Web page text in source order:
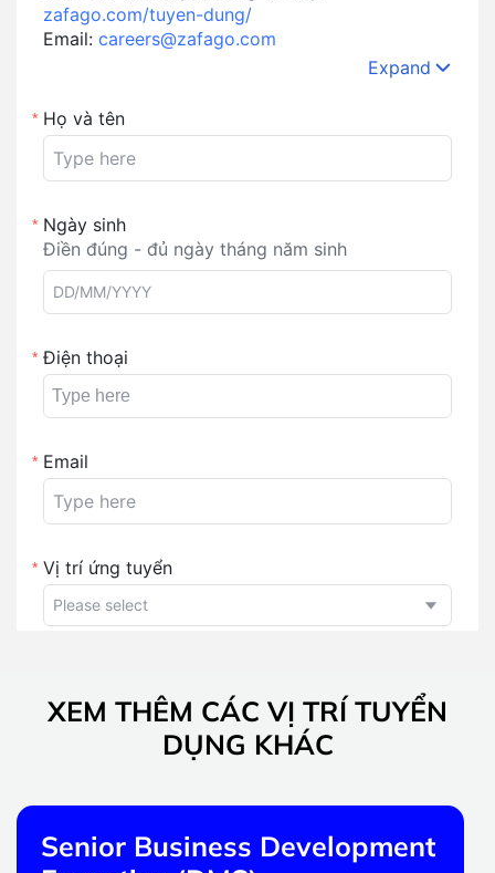
XEM THÊM CÁC VỊ TRÍ TUYỂN
DỤNG KHÁC
Accountant Executive